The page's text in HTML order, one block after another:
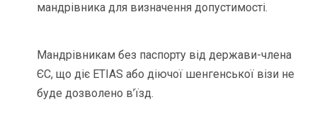
мандрівника для визначення допустимості.
Мандрівникам без паспорту від держави-члена
ЄС, що діє ETIAS або діючої шенгенської візи не
буде дозволено в’їзд.